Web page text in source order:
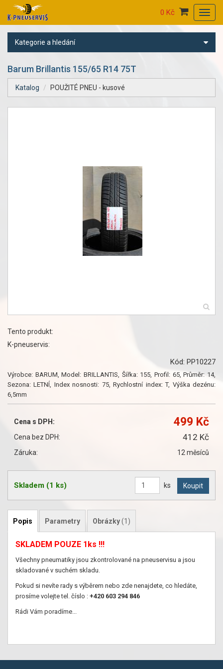
0 Kč
Kategorie a hledání
Barum Brillantis 155/65 R14 75T
Katalog POUŽITÉ PNEU - kusové
Tento produkt:
K-pneuservis:
Kód: PP10227
Výrobce: BARUM, Model: BRILLANTIS, Šířka: 155, Profil: 65, Průměr: 14,
Sezona: LETNÍ, Index nosnosti: 75, Rychlostní index: T, Výška dezénu:
6,5mm
Cena s DPH: 499 Kč
Cena bez DPH: 412 Kč
Záruka: 12 měsíců
Skladem (1 ks) ks
Popis Parametry Obrázky(1)
SKLADEM POUZE 1ks !!!
Všechny pneumatiky jsou zkontrolované na pneuservisu a jsou
skladované v suchém skladu.
Pokud si nevíte rady s výběrem nebo zde nenajdete, co hledáte,
prosíme volejte tel. číslo : +420 603 294 846
Rádi Vám poradíme...